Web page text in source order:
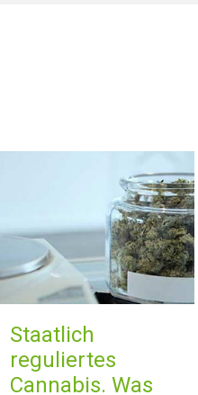
Staatlich
reguliertes
Cannabis. Was